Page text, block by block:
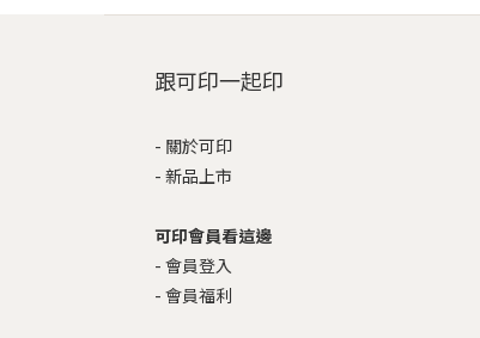
跟可印一起印
- 關於可印
- 新品上市
可印會員看這邊
- 會員登入
- 會員福利